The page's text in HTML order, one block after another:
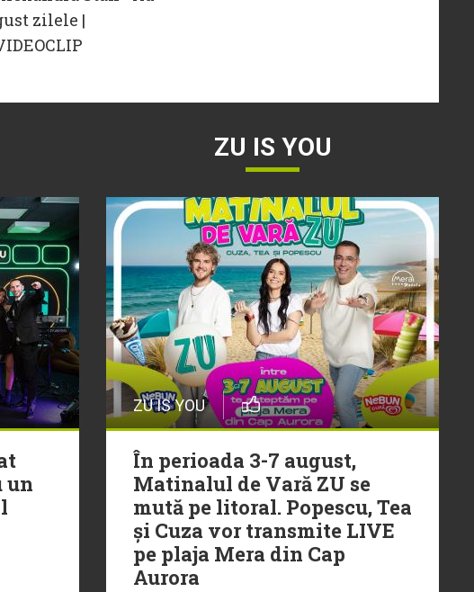
zilele |
ZU IS YOU
un
ZU IS YOU
În perioada 3-7 august,
Matinalul de Vară ZU se
mută pe litoral. Popescu, Tea
și Cuza vor transmite LIVE
pe plaja Mera din Cap
Aurora